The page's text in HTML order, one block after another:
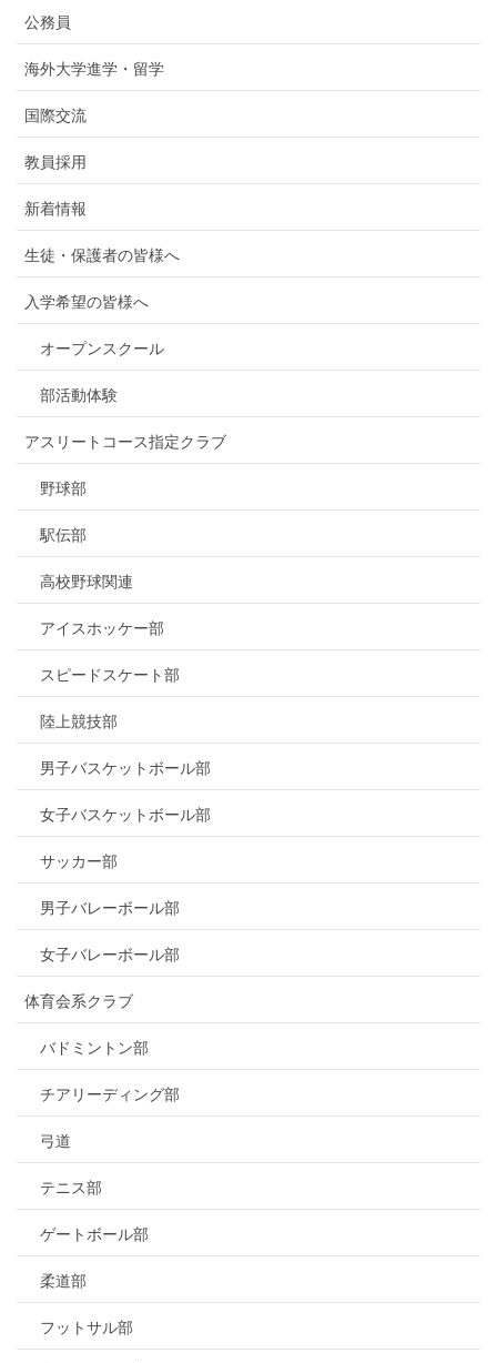
公務員
海外大学進学・留学
国際交流
教員採用
新着情報
生徒・保護者の皆様へ
入学希望の皆様へ
オープンスクール
部活動体験
アスリートコース指定クラブ
野球部
駅伝部
高校野球関連
アイスホッケー部
スピードスケート部
陸上競技部
男子バスケットボール部
女子バスケットボール部
サッカー部
男子バレーボール部
女子バレーボール部
体育会系クラブ
バドミントン部
チアリーディング部
弓道
テニス部
ゲートボール部
柔道部
フットサル部